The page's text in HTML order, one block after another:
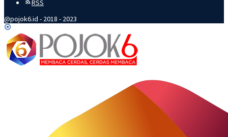
RSS
@pojok6.id - 2018 - 2023